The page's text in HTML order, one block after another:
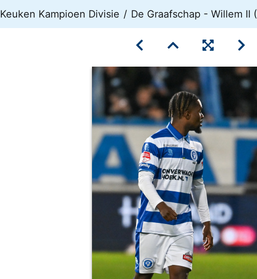
Keuken Kampioen Divisie De Graafschap - Willem II (0-2)